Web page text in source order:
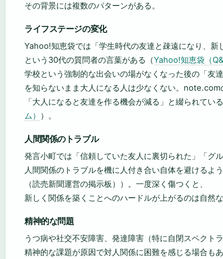
その背景には複数のパターンがある。
ライフステージの変化
Yahoo!知恵袋では「学生時代の友達と疎遠になり、新
という30代の質問者の言葉がある（Yahoo!知恵袋（
学校という強制的な出会いの場がなくなった後の「友
を知らないまま大人になる人は少なくない。note.com
「大人になると友達を作る機会が減る」と綴られてい
ム） ）。
人間関係のトラブル
発言小町では「信頼していた友人に裏切られた」「グ
人間関係のトラブルを機に人付き合い自体を避けるよ
（読売新聞運営の掲示板））。一度深く傷つくと、
新しく関係を築くことへのハードルが上がるのは自然
精神的な問題
うつ病や社交不安障害、発達障害（特に自閉スペクト
精神的な課題が原因で対人関係に困難を感じる場合も